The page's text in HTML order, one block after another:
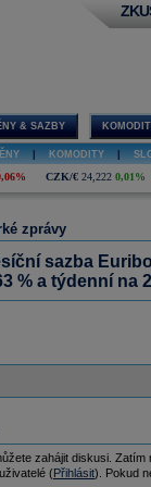
& SAZBY
KOMODITY
CZK/€ 24,222 0,01%
zprávy
sazba
% a týdenní na
zahájit diskusi.
(Přihlásit). Pokud